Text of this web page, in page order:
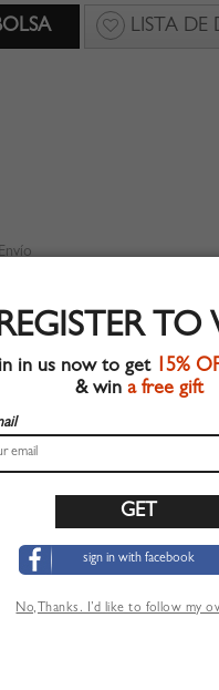
LISTA DE
Envío
verano
moda de tendencia en
HAN VISITADO
in us now to get 15%
& win a free gift
sign in with facebook
No,Thanks. I’d like to follow my